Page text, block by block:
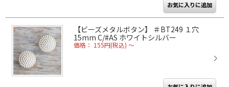
【ビーズメタルボタン】 ＃BT249 １穴
15mm C/#AS ホワイトシルバー
価格： 155円(税込) ～